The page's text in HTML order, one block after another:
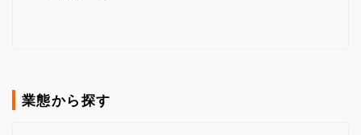
業態から探す